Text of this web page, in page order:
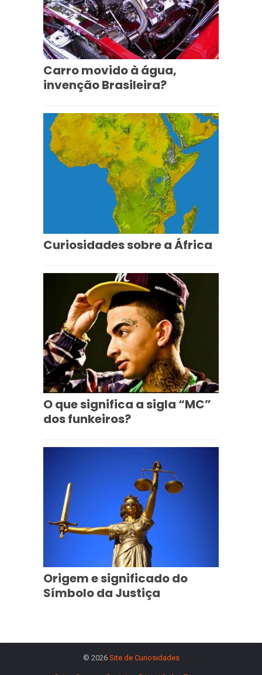
Carro movido à água,
invenção Brasileira?
Curiosidades sobre a África
O que significa a sigla “MC”
dos funkeiros?
Origem e significado do
Símbolo da Justiça
© 2026 Site de Curiosidades